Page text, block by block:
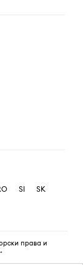
SI
SK
права и